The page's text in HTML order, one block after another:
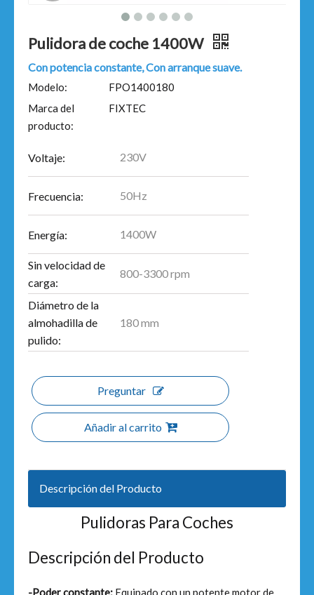
Pulidora de coche 1400W
Con potencia constante, Con arranque suave.
Modelo:
FPO1400180
Marca del
producto:
FIXTEC
Voltaje: 230V
Frecuencia: 50Hz
Energía: 1400W
Sin velocidad de
carga:
800-3300 rpm
Diámetro de la
almohadilla de
pulido:
180 mm
Preguntar
Añadir al carrito
Descripción del Producto
Pulidoras Para Coches
Descripción del Producto
-Poder constante: Equipado con un potente motor de